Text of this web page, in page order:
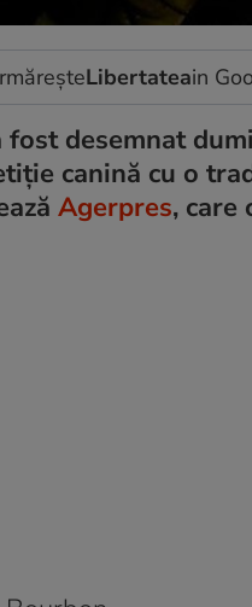
Libertateain
desemnat
canină cu o
Agerpres, care